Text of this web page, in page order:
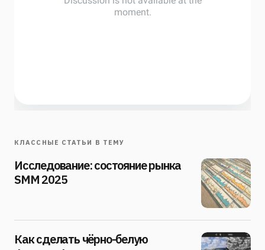
КЛАССНЫЕ СТАТЬИ В ТЕМУ
Исследование: состояние рынка
SMM 2025
Как сделать чёрно-белую